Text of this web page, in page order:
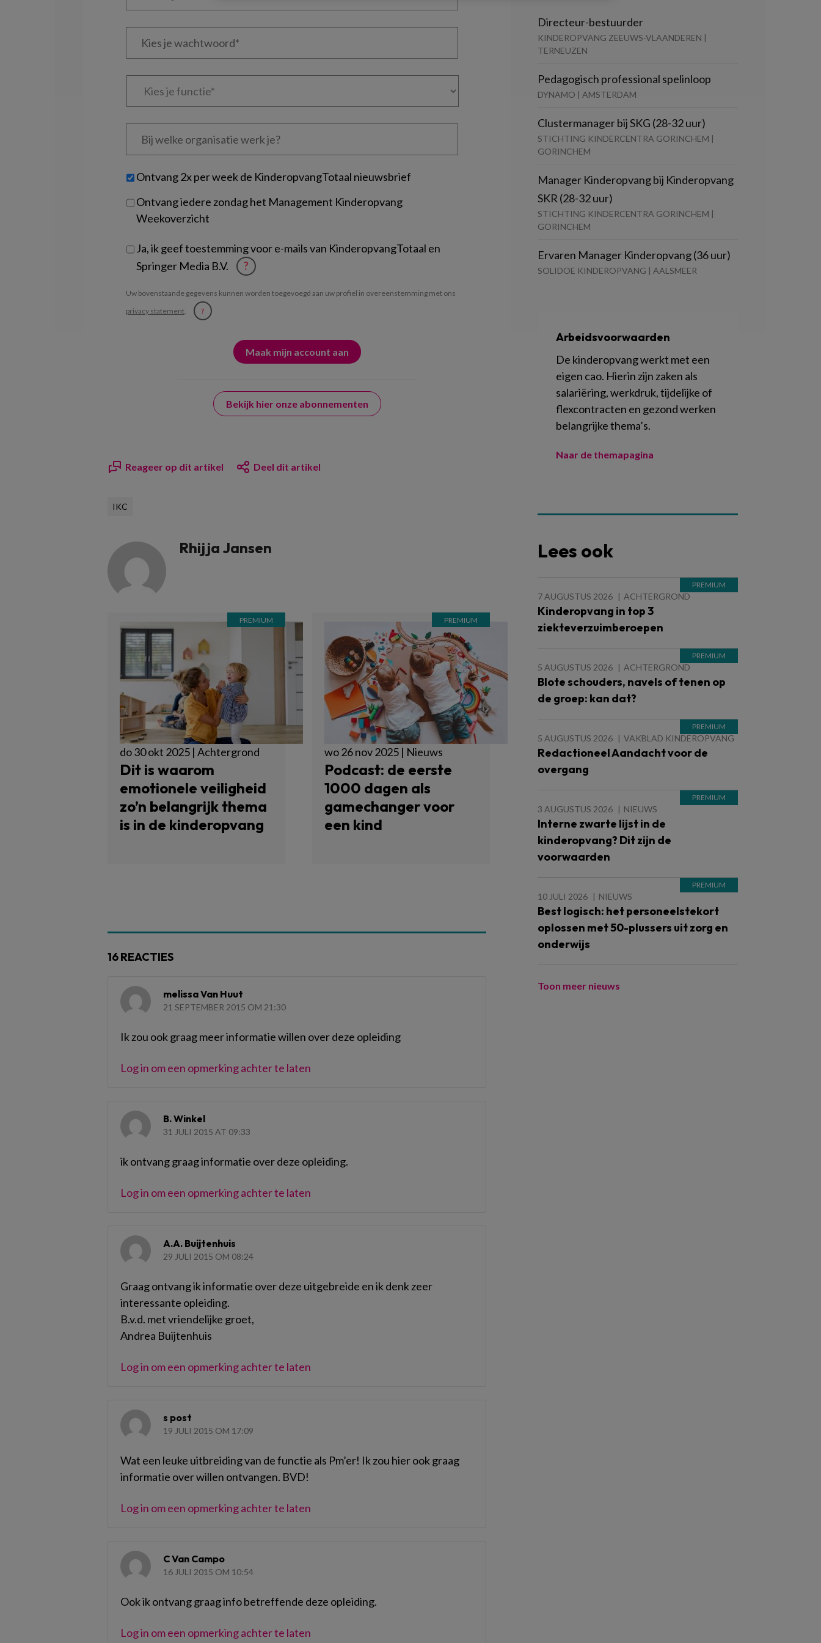
Kies
Kies
Bij
welke
je?
Untitled
Ontvang 2x per week de KinderopvangTotaal nieuwsbrief
Ontvang iedere zondag het Management Kinderopvang
Weekoverzicht
Ja, ik geef toestemming voor e-mails van KinderopvangTotaal en
Springer Media B.V.
?
Uw bovenstaande gegevens kunnen worden toegevoegd aan uw profiel in overeenstemming met ons
privacy statement. ?
Bekijk hier onze abonnementen
Reageer op dit artikel Deel dit artikel
IKC
Rhijja Jansen
do 30 okt 2025 | Achtergrond
Dit is waarom
emotionele veiligheid
zo’n belangrijk thema
is in de kinderopvang
wo 26 nov 2025 | Nieuws
Podcast: de eerste
1000 dagen als
gamechanger voor
een kind
16 REACTIES
melissa Van Huut
21 SEPTEMBER 2015 OM 21:30
Ik zou ook graag meer informatie willen over deze opleiding
Log in om een opmerking achter te laten
B. Winkel
31 JULI 2015 AT 09:33
ik ontvang graag informatie over deze opleiding.
Log in om een opmerking achter te laten
A.A. Buijtenhuis
29 JULI 2015 OM 08:24
Graag ontvang ik informatie over deze uitgebreide en ik denk zeer
interessante opleiding.
B.v.d. met vriendelijke groet,
Andrea Buijtenhuis
Log in om een opmerking achter te laten
s post
19 JULI 2015 OM 17:09
Wat een leuke uitbreiding van de functie als Pm’er! Ik zou hier ook graag
informatie over willen ontvangen. BVD!
Log in om een opmerking achter te laten
C Van Campo
16 JULI 2015 OM 10:54
Ook ik ontvang graag info betreffende deze opleiding.
Log in om een opmerking achter te laten
Directeur-bestuurder
KINDEROPVANG ZEEUWS-VLAANDEREN |
TERNEUZEN
Pedagogisch professional spelinloop
DYNAMO | AMSTERDAM
Clustermanager bij SKG (28-32 uur)
STICHTING KINDERCENTRA GORINCHEM |
GORINCHEM
Manager Kinderopvang bij Kinderopvang
SKR (28-32 uur)
STICHTING KINDERCENTRA GORINCHEM |
GORINCHEM
Ervaren Manager Kinderopvang (36 uur)
SOLIDOE KINDEROPVANG | AALSMEER
Arbeidsvoorwaarden
De kinderopvang werkt met een
eigen cao. Hierin zijn zaken als
salariëring, werkdruk, tijdelijke of
flexcontracten en gezond werken
belangrijke thema’s.
Naar de themapagina
Lees ook
7 AUGUSTUS 2026 ACHTERGROND
Kinderopvang in top 3
ziekteverzuimberoepen
5 AUGUSTUS 2026 ACHTERGROND
Blote schouders, navels of tenen op
de groep: kan dat?
5 AUGUSTUS 2026 VAKBLAD KINDEROPVANG
Redactioneel Aandacht voor de
overgang
3 AUGUSTUS 2026 NIEUWS
Interne zwarte lijst in de
kinderopvang? Dit zijn de
voorwaarden
10 JULI 2026 NIEUWS
Best logisch: het personeelstekort
oplossen met 50-plussers uit zorg en
onderwijs
Toon meer nieuws